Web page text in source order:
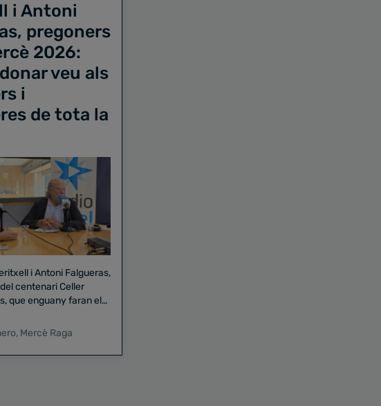
i Antoni
pregoners
2026:
veu als
i
de tota la
i Antoni Falgueras,
Celler
que enguany faran el
, Mercè Raga